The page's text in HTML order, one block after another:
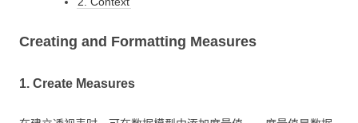
Creating and Formatting Measures
1. Create Measures